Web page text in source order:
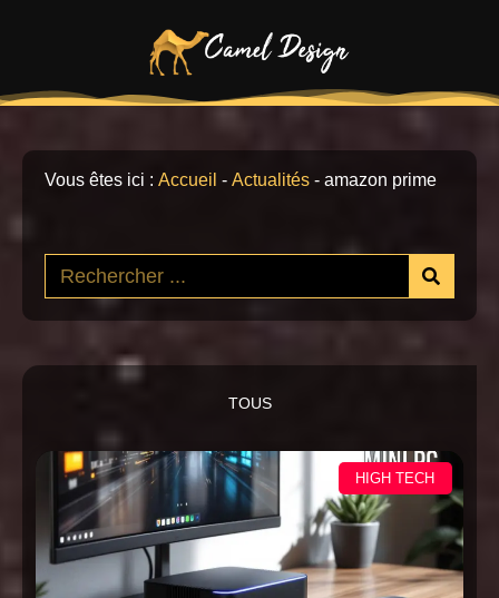
Vous êtes ici : Accueil - Actualités - amazon prime
TOUS
HIGH TECH